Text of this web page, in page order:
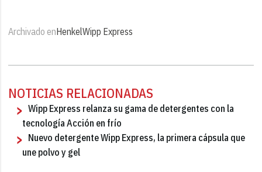
Archivado enHenkelWipp Express
NOTICIAS RELACIONADAS
Wipp Express relanza su gama de detergentes con la
tecnología Acción en frío
Nuevo detergente Wipp Express, la primera cápsula que
une polvo y gel